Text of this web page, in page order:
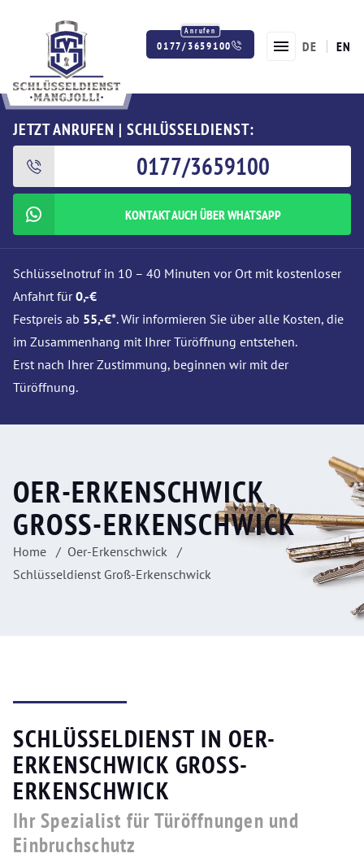
0177/3659100 DE EN
JETZT ANRUFEN | SCHLÜSSELDIENST:
0177/3659100
KONTAKT AUCH ÜBER WHATSAPP
Schlüsselnotruf in 10 – 40 Minuten vor Ort mit kostenloser
Anfahrt für0,-€
Festpreis ab 55,-€*. Wir informieren Sie über alle Kosten, die
im Zusammenhang mit Ihrer Türöffnung entstehen.
Erst nach Ihrer Zustimmung, beginnen wir mit der
Türöffnung.
OER-ERKENSCHWICK
GROSS-ERKENSCHWICK
Home
Oer-Erkenschwick
Schlüsseldienst Groß-Erkenschwick
SCHLÜSSELDIENST IN OER-
ERKENSCHWICK GROSS-E
RKENSCHWICK
Ihr Spezialist für Türöffnungen und
Einbruchschutz